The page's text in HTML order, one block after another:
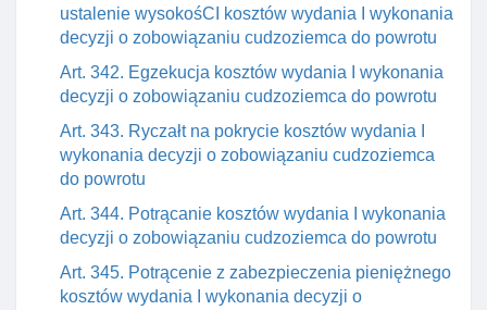
ustalenie wysokośCI kosztów wydania I wykonania
decyzji o zobowiązaniu cudzoziemca do powrotu
Art. 342. Egzekucja kosztów wydania I wykonania
decyzji o zobowiązaniu cudzoziemca do powrotu
Art. 343. Ryczałt na pokrycie kosztów wydania I
wykonania decyzji o zobowiązaniu cudzoziemca
do powrotu
Art. 344. Potrącanie kosztów wydania I wykonania
decyzji o zobowiązaniu cudzoziemca do powrotu
Art. 345. Potrącenie z zabezpieczenia pieniężnego
kosztów wydania I wykonania decyzji o